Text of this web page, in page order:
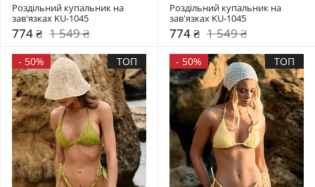
Роздільний купальник на
зав'язках KU-1045
774 ₴ 1 549 ₴
Роздільний купальник на
зав'язках KU-1045
774 ₴ 1 549 ₴
- 50% ТОП - 50% ТОП